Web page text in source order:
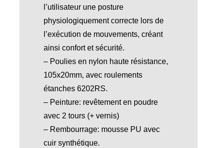
l’utilisateur une posture
physiologiquement correcte lors de
l’exécution de mouvements, créant
ainsi confort et sécurité.
– Poulies en nylon haute résistance,
105x20mm, avec roulements
étanches 6202RS.
– Peinture: revêtement en poudre
avec 2 tours (+ vernis)
– Rembourrage: mousse PU avec
cuir synthétique.